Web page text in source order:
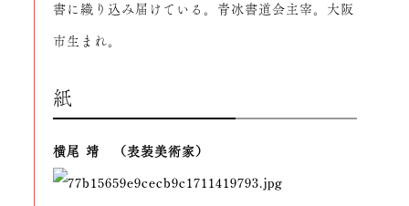
書に織り込み届けている。青冰書道会主宰。大阪
市生まれ。
紙
横尾 靖 （表装美術家）